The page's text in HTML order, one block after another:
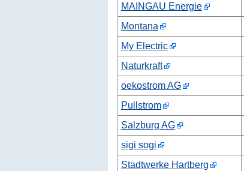
MAINGAU Energie
Montana
My Electric
Naturkraft
oekostrom AG
Pullstrom
Salzburg AG
sigi sogi
Stadtwerke Hartberg